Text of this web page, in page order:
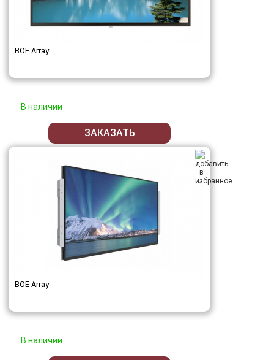
BOE Array
В наличии
ЗАКАЗАТЬ
BOE Array
В наличии